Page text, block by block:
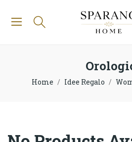
Home Idee Regalo